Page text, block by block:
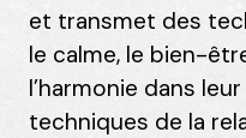
et transmet des
le calme, le bien-
l’harmonie dans
techniques de la